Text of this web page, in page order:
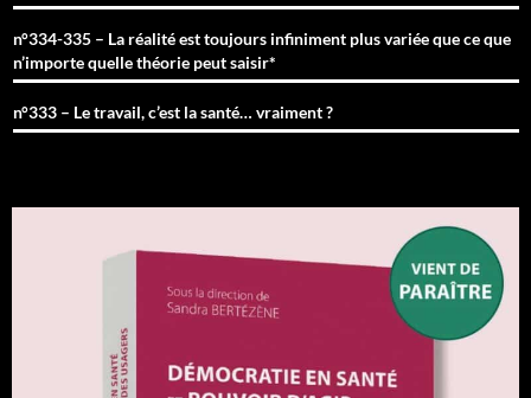
n°334-335 – La réalité est toujours infiniment plus variée que ce que
n’importe quelle théorie peut saisir*
n°333 – Le travail, c’est la santé… vraiment ?